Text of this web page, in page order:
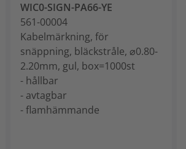
WIC0-SIGN-PA66-YE
561-00004
Kabelmärkning, för
snäppning, bläckstråle, ⌀0.80-
2.20mm, gul, box=1000st
- hållbar
- avtagbar
- flamhämmande